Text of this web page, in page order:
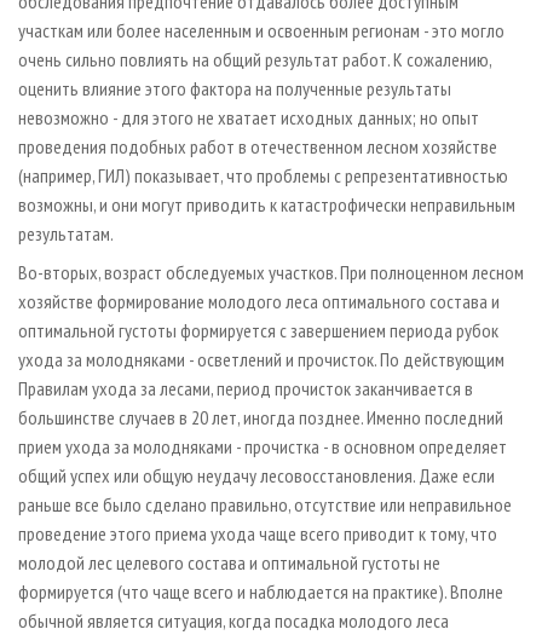
участкам или более населенным и освоенным регионам - это могло
очень сильно повлиять на общий результат работ. К сожалению,
оценить влияние этого фактора на полученные результаты
невозможно - для этого не хватает исходных данных; но опыт
проведения подобных работ в отечественном лесном хозяйстве
(например, ГИЛ) показывает, что проблемы с репрезентативностью
возможны, и они могут приводить к катастрофически неправильным
результатам.
Во-вторых, возраст обследуемых участков. При полноценном лесном
хозяйстве формирование молодого леса оптимального состава и
оптимальной густоты формируется с завершением периода рубок
ухода за молодняками - осветлений и прочисток. По действующим
Правилам ухода за лесами, период прочисток заканчивается в
большинстве случаев в 20 лет, иногда позднее. Именно последний
прием ухода за молодняками - прочистка - в основном определяет
общий успех или общую неудачу лесовосстановления. Даже если
раньше все было сделано правильно, отсутствие или неправильное
проведение этого приема ухода чаще всего приводит к тому, что
молодой лес целевого состава и оптимальной густоты не
формируется (что чаще всего и наблюдается на практике). Вполне
обычной является ситуация, когда посадка молодого леса